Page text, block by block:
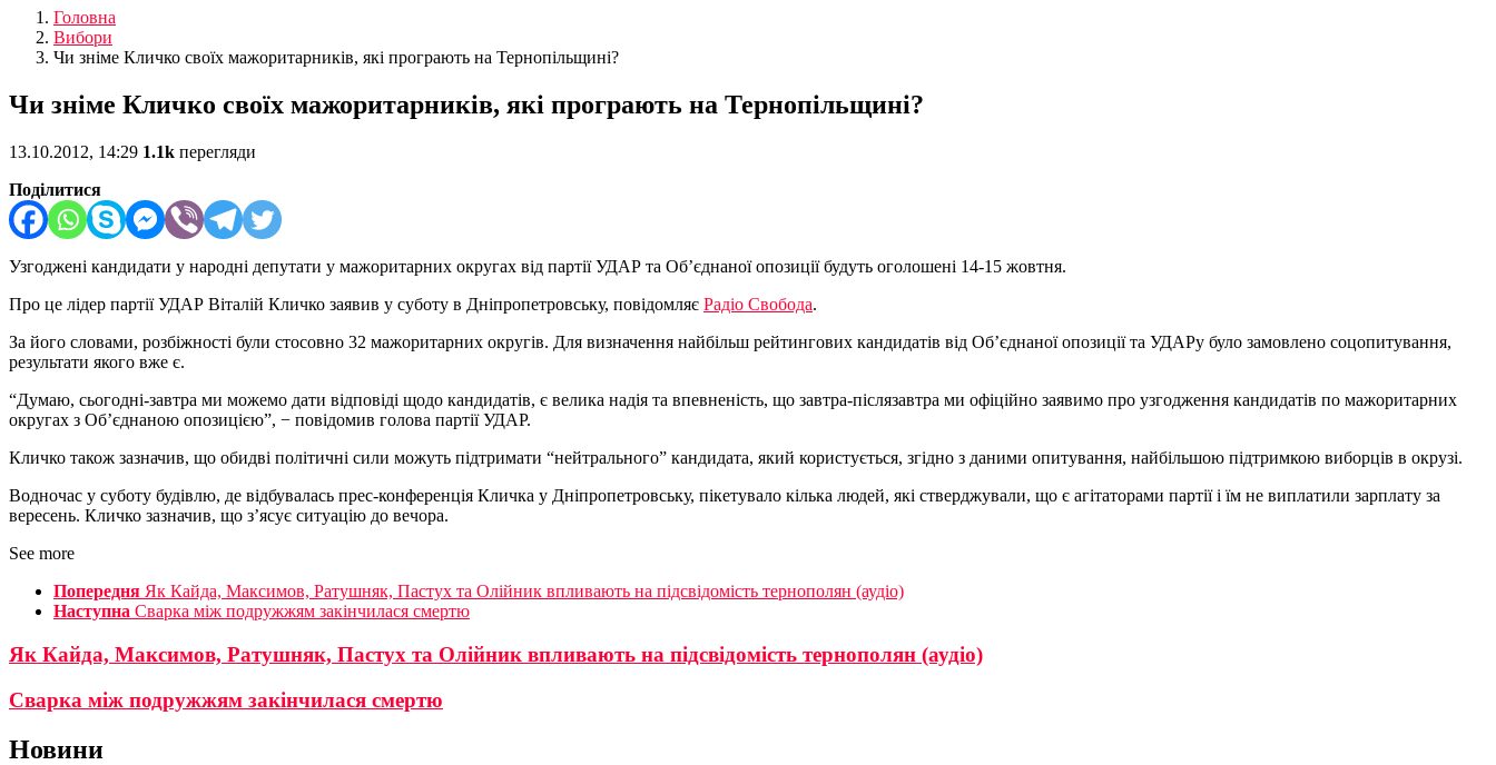
Головна
Вибори
Чи зніме Кличко своїх мажоритарників, які програють на Тернопільщині?
Чи зніме Кличко своїх мажоритарників, які програють на Тернопільщині?
13.10.2012, 14:29 1.1k перегляди
Поділитися
Узгоджені кандидати у народні депутати у мажоритарних округах від партії УДАР та Об’єднаної опозиції будуть оголошені 14-15 жовтня.
Про це лідер партії УДАР Віталій Кличко заявив у суботу в Дніпропетровську, повідомляє Радіо Свобода.
За його словами, розбіжності були стосовно 32 мажоритарних округів. Для визначення найбільш рейтингових кандидатів від Об’єднаної опозиції та УДАРу було замовлено соцопитування,
результати якого вже є.
“Думаю, сьогодні-завтра ми можемо дати відповіді щодо кандидатів, є велика надія та впевненість, що завтра-післязавтра ми офіційно заявимо про узгодження кандидатів по мажоритарних
округах з Об’єднаною опозицією”, − повідомив голова партії УДАР.
Кличко також зазначив, що обидві політичні сили можуть підтримати “нейтрального” кандидата, який користується, згідно з даними опитування, найбільшою підтримкою виборців в окрузі.
Водночас у суботу будівлю, де відбувалась прес-конференція Кличка у Дніпропетровську, пікетувало кілька людей, які стверджували, що є агітаторами партії і їм не виплатили зарплату за
вересень. Кличко зазначив, що з’ясує ситуацію до вечора.
See more
Попередня Як Кайда, Максимов, Ратушняк, Пастух та Олійник впливають на підсвідомість тернополян (аудіо)
Наступна Сварка між подружжям закінчилася смертю
Як Кайда, Максимов, Ратушняк, Пастух та Олійник впливають на підсвідомість тернополян (аудіо)
Сварка між подружжям закінчилася смертю
Новини